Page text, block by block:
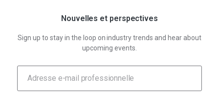
Nouvelles et perspectives
Sign up to stay in the loop on industry trends and hear about
upcoming events.